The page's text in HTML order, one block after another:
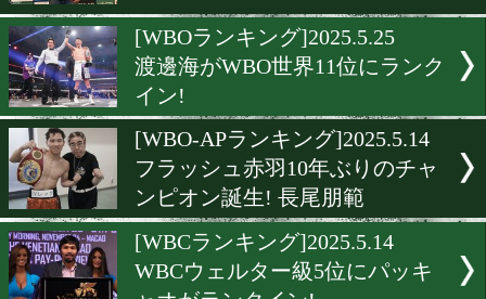
[日本ランキング]2025.6.2
日本スーパーフェザー級9
大谷新星がカムバック!
[WBAランキング]2025.6.1
堤聖也がWBA休養王者
[WBOランキング]2025.5.25